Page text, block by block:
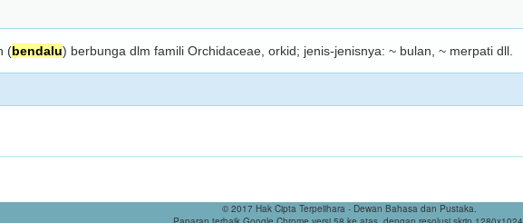
(bendalu) berbunga dlm famili Orchidaceae, orkid; jenis-jenisnya: ~ bulan, ~ merpati dll.
© 2017 Hak Cipta Terpelihara - Dewan Bahasa dan Pustaka.